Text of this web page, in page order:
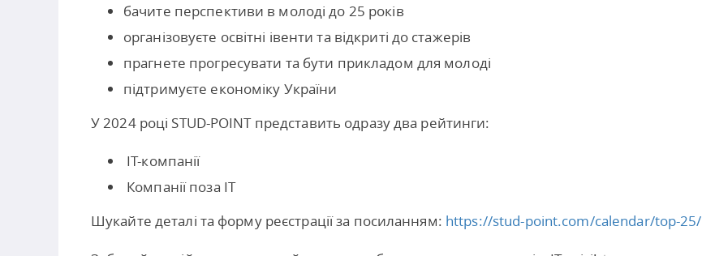
бачите перспективи в молоді до 25 років
організовуєте освітні івенти та відкриті до стажерів
прагнете прогресувати та бути прикладом для молоді
підтримуєте економіку України
У 2024 році STUD-POINT представить одразу два рейтинги:
IT-компанії
Компанії поза ІТ
Шукайте деталі та форму реєстрації за посиланням: https://stud-point.com/calendar/top-25/